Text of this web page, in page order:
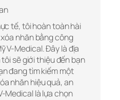
tế, tôi hoàn toàn hài
nhăn bằng công
V-Medical. Đây là địa
sẽ giới thiệu đến bạn
đang tìm kiếm một
nhăn hiệu quả, an
Medical là lựa chọn